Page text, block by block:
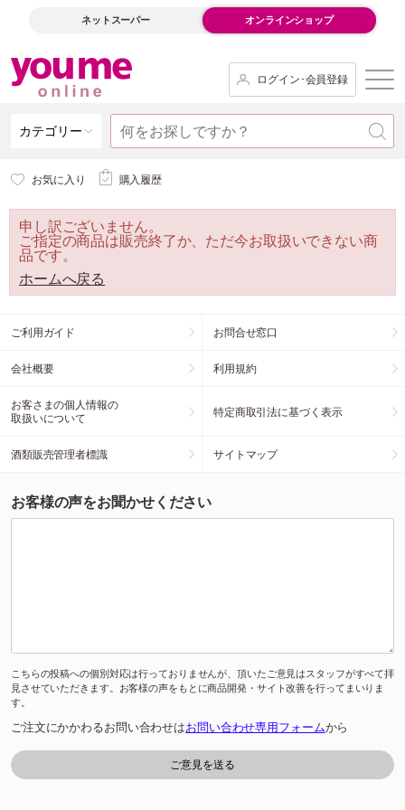
ネットスーパー オンラインショップ
ログイン･会員登録
カテゴリー
お気に入り 購入履歴
申し訳ございません。
ご指定の商品は販売終了か、ただ今お取扱いできない商
品です。
ホームへ戻る
ご利用ガイド お問合せ窓口
会社概要 利用規約
お客さまの個人情報の
取扱いについて
特定商取引法に基づく表示
酒類販売管理者標識 サイトマップ
お客様の声をお聞かせください
こちらの投稿への個別対応は行っておりませんが、頂いたご意見はスタッフがすべて拝
見させていただきます。お客様の声をもとに商品開発・サイト改善を行ってまいりま
す。
ご注文にかかわるお問い合わせはお問い合わせ専用フォームから